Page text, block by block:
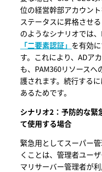
位の経営幹部アカウン
ステータスに昇格させ
のようなシナリオでは
「二要素認証」 を有効
す。これにより、ADア
も、PAM360リソース
護されます。続行する
あるためです。
シナリオ2：予防的な緊
て使用する場合
緊急用としてスーパー
くことは、管理者ユー
マリサーバー管理者が